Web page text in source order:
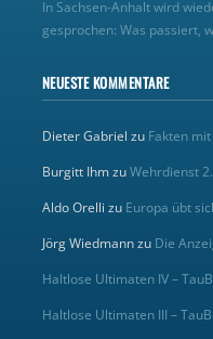
In Sachsen-Anhalt wird
gesprochen: Was passiert,
NEUESTE KOMMENTARE
Dieter Gabriel zu Fakten
Burgitt IhmzuWehrdienst
Aldo Orelli zu Europa übt
Jörg Wiedmannzu Die
Haltlose Ultimaten IV –
Haltlose Ultimaten III –